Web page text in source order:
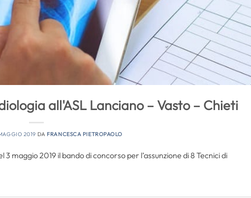
all'ASL Lanciano – Vasto – Chieti
2019 DA FRANCESCA PIETROPAOLO
maggio 2019 il bando di concorso per l’assunzione di 8 Tecnici di